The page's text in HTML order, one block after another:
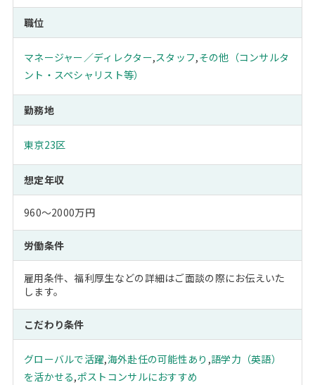
職位
マネージャー／ディレクター,スタッフ,その他（コンサルタ
ント・スペシャリスト等）
勤務地
東京23区
想定年収
960～2000万円
労働条件
雇用条件、福利厚生などの詳細はご面談の際にお伝えいた
します。
こだわり条件
グローバルで活躍,海外赴任の可能性あり ,語学力（英語）
を活かせる,ポストコンサルにおすすめ